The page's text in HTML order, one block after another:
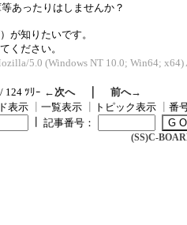
あったりはしませんか？
が知りたいです。
ください。
5.0 (Windows NT 10.0; Win64;
124 ﾂﾘｰ ←次へ｜ 前へ→
表示 一覧表示 トピック表示
番
記事番号：
(SS)C-